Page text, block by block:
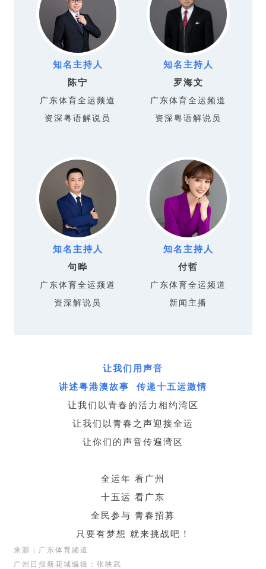
知名主持人
陈宁
广东体育全运频道
资深粤语解说员
知名主持人
罗海文
广东体育全运频道
资深粤语解说员
知名主持人
句晔
广东体育全运频道
资深解说员
知名主持人
付哲
广东体育全运频道
新闻主播
让我们用声音
讲述粤港澳故事 传递十五运激情
让我们以青春的活力相约湾区
让我们以青春之声迎接全运
让你们的声音传遍湾区
全运年 看广州
十五运 看广东
全民参与 青春招募
只要有梦想 就来挑战吧！
来源 | 广东体育频道
广州日报新花城编辑：张映武